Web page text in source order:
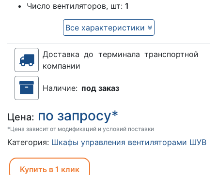
Число вентиляторов, шт: 1
Все характеристики
Доставка до терминала транспортной
компании
Наличие: под заказ
Цена: по запросу*
*Цена зависит от модификаций и условий поставки
Категория: Шкафы управления вентиляторами ШУВ
Купить в 1 клик